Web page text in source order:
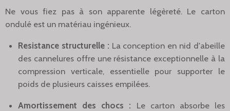
Ne vous fiez pas à son apparente légèreté. Le carton
ondulé est un matériau ingénieux.
Resistance structurelle : La conception en nid d'abeille
des cannelures offre une résistance exceptionnelle à la
compression verticale, essentielle pour supporter le
poids de plusieurs caisses empilées.
Amortissement des chocs : Le carton absorbe les